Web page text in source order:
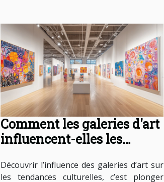
Comment les galeries d'art
influencent-elles les
Découvrir l’influence des galeries d’art sur
les tendances culturelles, c’est plonger